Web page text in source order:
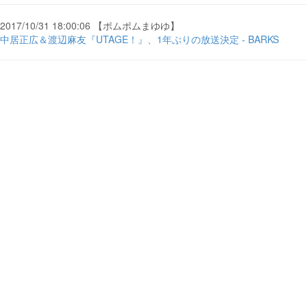
2017/10/31 18:00:06 【ポムポムまゆゆ】
中居正広＆渡辺麻友『UTAGE！』、1年ぶりの放送決定 - BARKS